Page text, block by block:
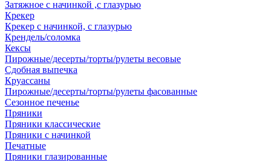
Затяжное с начинкой ,с глазурью
Крекер
Крекер с начинкой, с глазурью
Крендель/соломка
Кексы
Пирожные/десерты/торты/рулеты весовые
Сдобная выпечка
Круассаны
Пирожные/десерты/торты/рулеты фасованные
Сезонное печенье
Пряники
Пряники классические
Пряники с начинкой
Печатные
Пряники глазированные